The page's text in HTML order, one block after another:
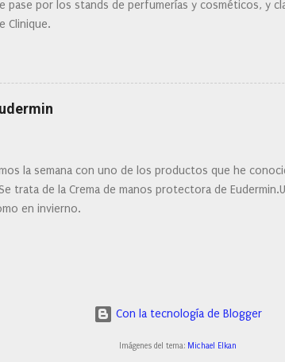
pase por los stands de perfumerías y cosméticos, y
Clinique.
la semana con uno de los productos que he
trata de la Crema de manos protectora de
en invierno.
Con la tecnología de Blogger
Imágenes del tema: Michael Elkan